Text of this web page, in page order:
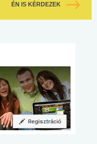
ÉN IS KÉRDEZEK